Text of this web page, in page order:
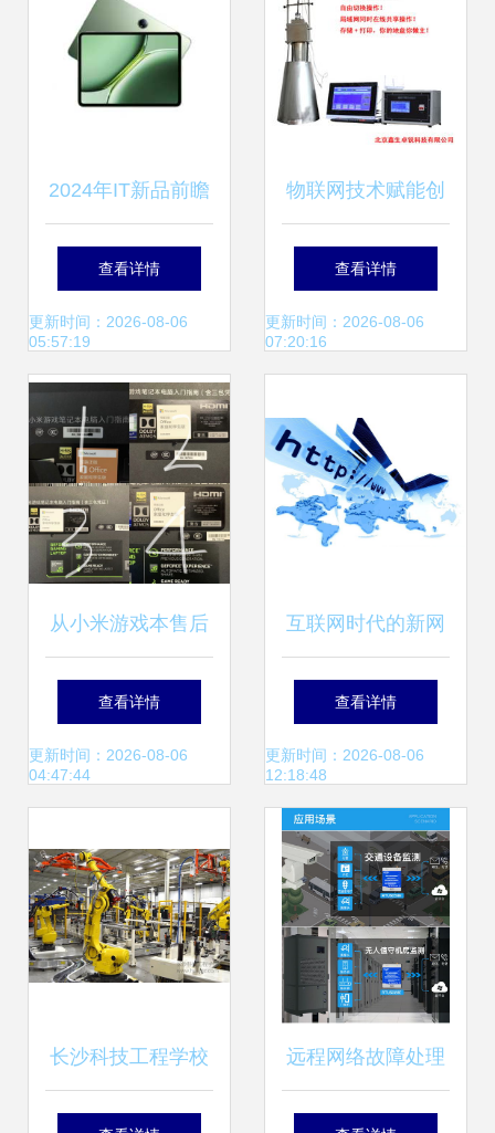
2024年IT新品前瞻
太平洋电脑网新品
情报站权威推荐
查看详情
更新时间：2026-08-06
05:57:19
物联网技术赋能创
新 JCB-2型电脑触
摸屏建材不燃性试
查看详情
更新时间：2026-08-06
07:20:16
从小米游戏本售后
到购买渠道 详解淘
宝买和官网买的误
查看详情
更新时间：2026-08-06
04:47:44
互联网时代的新网
红 回收旧物还是盈
利致富？
查看详情
更新时间：2026-08-06
12:18:48
长沙科技工程学校
计算机专业走向机
远程网络故障处理
新利器 金鸽科技发